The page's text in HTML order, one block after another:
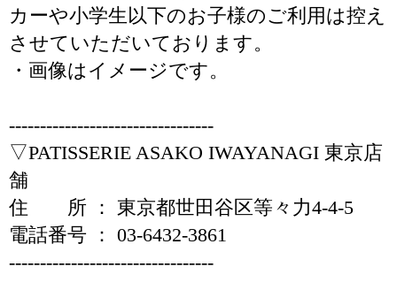
カーや小学生以下のお子様のご利用は控え
させていただいております。
・画像はイメージです。
---------------------------------
▽PATISSERIE ASAKO IWAYANAGI 東京店
舗
住 所 ： 東京都世田谷区等々力4-4-5
電話番号 ： 03-6432-3861
---------------------------------